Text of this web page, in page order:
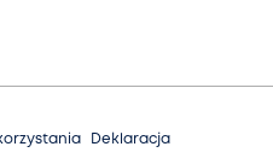
Deklaracja